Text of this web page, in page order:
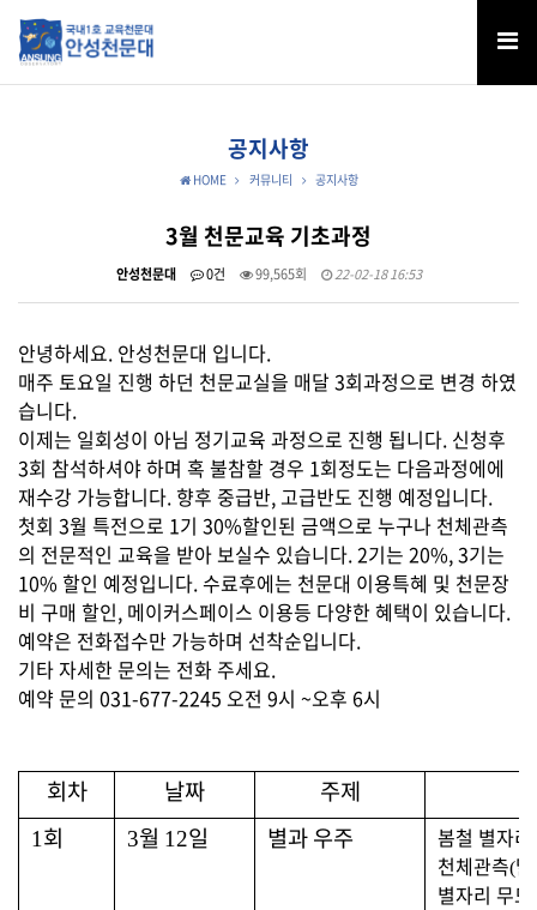
공지사항
HOME 커뮤니티 공지사항
3월 천문교육 기초과정
안성천문대 0건 99,565회 22-02-18 16:53
안녕하세요. 안성천문대 입니다.
매주 토요일 진행 하던 천문교실을 매달 3회과정으로 변경 하였
습니다.
이제는 일회성이 아님 정기교육 과정으로 진행 됩니다. 신청후
3회 참석하셔야 하며 혹 불참할 경우 1회정도는 다음과정에에
재수강 가능합니다. 향후 중급반, 고급반도 진행 예정입니다.
첫회 3월 특전으로 1기 30%할인된 금액으로 누구나 천체관측
의 전문적인 교육을 받아 보실수 있습니다. 2기는 20%, 3기는
10% 할인 예정입니다. 수료후에는 천문대 이용특혜 및 천문장
비 구매 할인, 메이커스페이스 이용등 다양한 혜택이 있습니다.
예약은 전화접수만 가능하며 선착순입니다.
기타 자세한 문의는 전화 주세요.
예약 문의 031-677-2245 오전 9시 ~오후 6시
회차 날짜 주제
1 회 3월 12일 별과 우주
봄철 별자
천체관측(달
별자리 무드